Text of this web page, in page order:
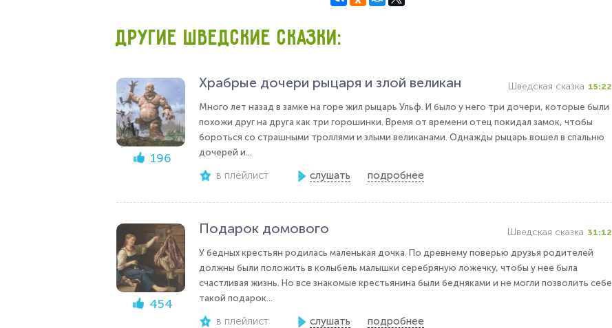
ДРУГИЕ ШВЕДСКИЕ СКАЗКИ:
196
Храбрые дочери рыцаря и злой великан Шведская сказка 15:22
Много лет назад в замке на горе жил рыцарь Ульф. И было у него три дочери, которые были
похожи друг на друга как три горошинки. Время от времени отец покидал замок, чтобы
бороться со страшными троллями и злыми великанами. Однажды рыцарь вошел в спальню
дочерей и...
в плейлист слушать подробнее
454
Подарок домового Шведская сказка 31:12
У бедных крестьян родилась маленькая дочка. По древнему поверью друзья родителей
должны были положить в колыбель малышки серебряную ложечку, чтобы у нее была
счастливая жизнь. Но все знакомые крестьянина были бедняками и не могли позволить себе
такой подарок...
в плейлист слушать подробнее